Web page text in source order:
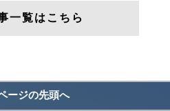
一覧はこちら
ージの先頭へ